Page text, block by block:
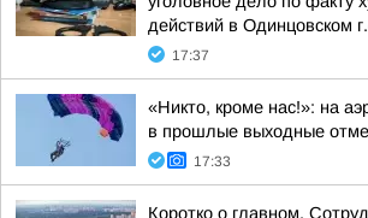
действий в Одинцовском
17:37
«Никто, кроме нас!»: на
в прошлые выходные
17:33
Коротко о главном.